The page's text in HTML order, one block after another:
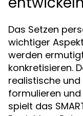
Das Setzen
wichtiger
werden
konkretisieren.
realistische und
formulieren und
spielt das